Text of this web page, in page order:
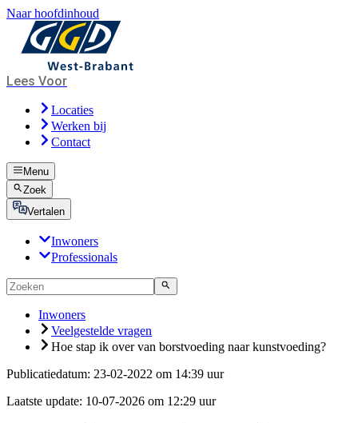
Naar hoofdinhoud
Lees Voor
Locaties
Werken bij
Contact
Menu
Zoek
Vertalen
Inwoners
Professionals
Inwoners
Veelgestelde vragen
Hoe stap ik over van borstvoeding naar kunstvoeding?
Publicatiedatum: 23-02-2022 om 14:39 uur
Laatste update: 10-07-2026 om 12:29 uur